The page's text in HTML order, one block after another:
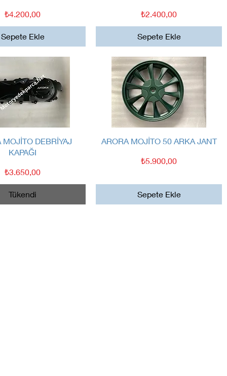
Fiyat
₺4.200,00
Sepete Ekle
Fiyat
₺2.400,00
Sepete Ekle
Hızlı Bakış
MOJİTO DEBRİYAJ
KAPAĞI
Fiyat
₺3.650,00
Tükendi
Hızlı Bakış
ARORA MOJİTO 50 ARKA JANT
Fiyat
₺5.900,00
Sepete Ekle